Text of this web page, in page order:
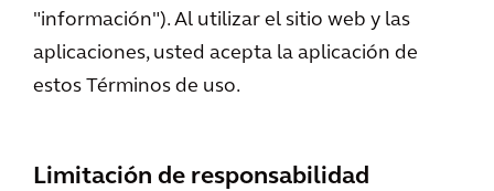
"información"). Al utilizar el sitio web y las
aplicaciones, usted acepta la aplicación de
estos Términos de uso.
Limitación de responsabilidad